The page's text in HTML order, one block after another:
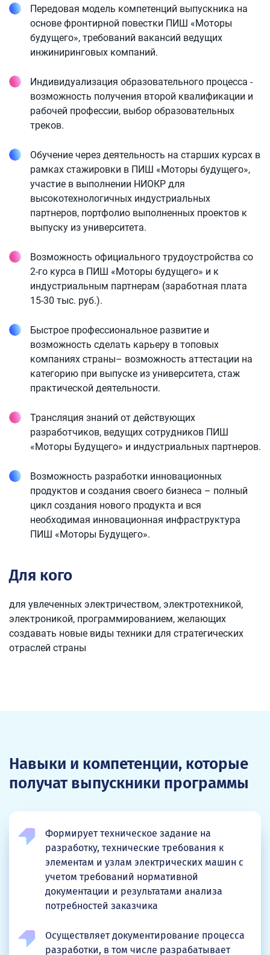
Передовая модель компетенций выпускника на
основе фронтирной повестки ПИШ «Моторы
будущего», требований вакансий ведущих
инжиниринговых компаний.
Индивидуализация образовательного процесса -
возможность получения второй квалификации и
рабочей профессии, выбор образовательных
треков.
Обучение через деятельность на старших курсах в
рамках стажировки в ПИШ «Моторы будущего»,
участие в выполнении НИОКР для
высокотехнологичных индустриальных
партнеров, портфолио выполненных проектов к
выпуску из университета.
Возможность официального трудоустройства со
2-го курса в ПИШ «Моторы будущего» и к
индустриальным партнерам (заработная плата
15-30 тыс. руб.).
Быстрое профессиональное развитие и
возможность сделать карьеру в топовых
компаниях страны– возможность аттестации на
категорию при выпуске из университета, стаж
практической деятельности.
Трансляция знаний от действующих
разработчиков, ведущих сотрудников ПИШ
«Моторы Будущего» и индустриальных партнеров.
Возможность разработки инновационных
продуктов и создания своего бизнеса – полный
цикл создания нового продукта и вся
необходимая инновационная инфраструктура
ПИШ «Моторы Будущего».
Для кого
для увлеченных электричеством, электротехникой,
электроникой, программированием, желающих
создавать новые виды техники для стратегических
отраслей страны
Навыки и компетенции, которые
получат выпускники программы
Формирует техническое задание на
разработку, технические требования к
элементам и узлам электрических машин с
учетом требований нормативной
документации и результатами анализа
потребностей заказчика
Осуществляет документирование процесса
разработки, в том числе разрабатывает